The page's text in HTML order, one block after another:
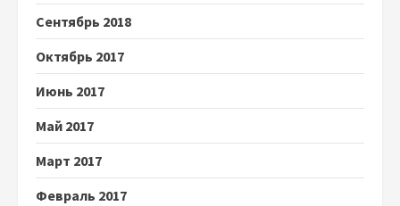
Сентябрь 2018
Октябрь 2017
Июнь 2017
Май 2017
Март 2017
Февраль 2017